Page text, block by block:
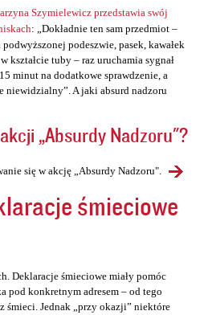
Szymielewicz przedstawia swój
: „Dokładnie ten sam przedmiot –
podeszwie, pasek, kawałek
kształcie tuby – raz uruchamia sygnał
minut na dodatkowe sprawdzenie, a
niewidzialny”. A jaki absurd nadzoru
„Absurdy Nadzoru"?
się w akcję „Absurdy Nadzoru".
śmieciowe
Deklaracje śmieciowe miały pomóc
pod konkretnym adresem – od tego
śmieci. Jednak „przy okazji” niektóre